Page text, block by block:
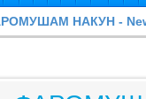
НАКУН -